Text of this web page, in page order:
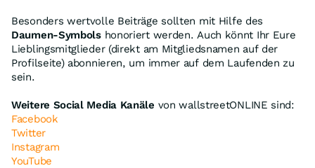
Besonders wertvolle Beiträge sollten mit Hilfe des
Daumen-Symbolshonoriert werden. Auch könnt Ihr Eure
Lieblingsmitglieder (direkt am Mitgliedsnamen auf der
Profilseite) abonnieren, um immer auf dem Laufenden zu
sein.
Weitere Social Media Kanäle von wallstreetONLINE sind:
Facebook
Twitter
Instagram
YouTube